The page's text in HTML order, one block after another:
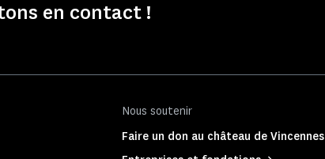
en contact !
Nous soutenir
Faire un don au château de Vincennes